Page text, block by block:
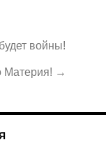
войны!
Материя! →